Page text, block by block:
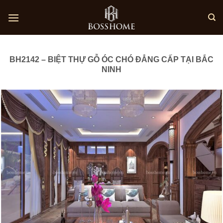
BH2142 – BIỆT THỰ GỖ ÓC CHÓ ĐẲNG CẤP TẠI BẮC
NINH